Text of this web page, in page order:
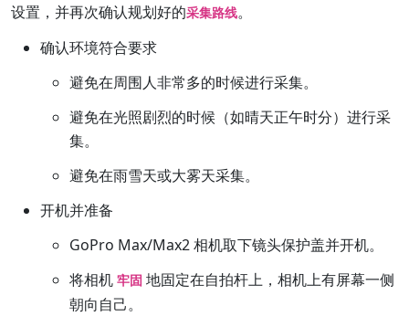
设置，并再次确认规划好的采集路线。
确认环境符合要求
避免在周围人非常多的时候进行采集。
避免在光照剧烈的时候（如晴天正午时分）进行采
集。
避免在雨雪天或大雾天采集。
开机并准备
GoPro Max/Max2 相机取下镜头保护盖并开机。
将相机 牢固 地固定在自拍杆上，相机上有屏幕一侧
朝向自己。